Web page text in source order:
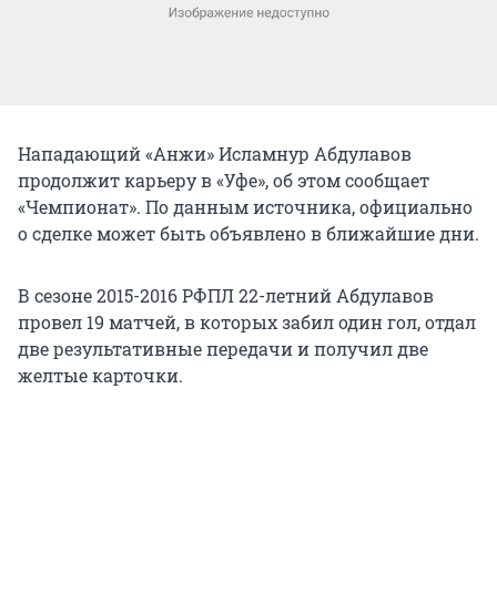
Нападающий «Анжи» Исламнур Абдулавов
продолжит карьеру в «Уфе», об этом сообщает
«Чемпионат». По данным источника, официально
о сделке может быть объявлено в ближайшие дни.
В сезоне 2015-2016 РФПЛ 22-летний Абдулавов
провел 19 матчей, в которых забил один гол, отдал
две результативные передачи и получил две
желтые карточки.